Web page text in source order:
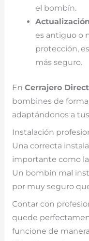
el bombín.
es antiguo o
protección,
más seguro.
En Cerrajero
bombines de
adaptándonos a
Instalación
Una correcta
importante como
Un bombín mal
por muy seguro
Contar con
quede
funcione de